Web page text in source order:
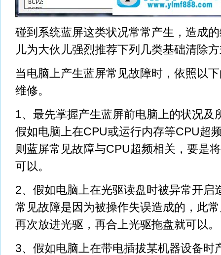
碰到系统蓝屏这类状况常常产生，造成
儿为大伙儿强烈推荐下列几类基础清除
当电脑上产生蓝屏常见故障时，依照以
维修。
1、最先掌握产生蓝屏前电脑上的状况及
假如电脑上在CPU或运行内存等CPU超
则蓝屏常见故障与CPU超频相关，要是
可以。
2、假如电脑上在光驱读盘时被异常开启
常见故障是因为被操作失误造成的，此
再次放进光驱，再合上光驱拖盘就可以。
3、假如电脑上在带电插拔某机器设备时